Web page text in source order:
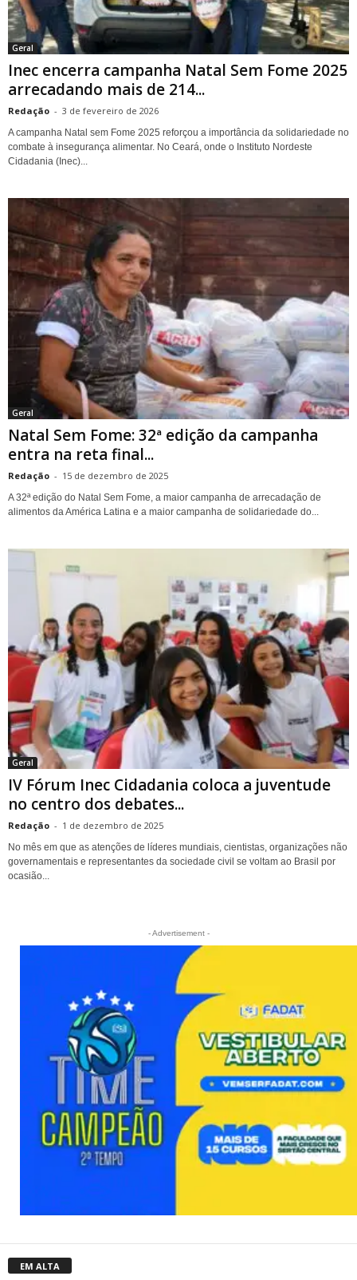
Geral
Inec encerra campanha Natal Sem Fome 2025
arrecadando mais de 214...
Redação - 3 de fevereiro de 2026
A campanha Natal sem Fome 2025 reforçou a importância da solidariedade no
combate à insegurança alimentar. No Ceará, onde o Instituto Nordeste
Cidadania (Inec)...
Geral
Natal Sem Fome: 32ª edição da campanha
entra na reta final...
Redação - 15 de dezembro de 2025
A 32ª edição do Natal Sem Fome, a maior campanha de arrecadação de
alimentos da América Latina e a maior campanha de solidariedade do...
Geral
IV Fórum Inec Cidadania coloca a juventude
no centro dos debates...
Redação - 1 de dezembro de 2025
No mês em que as atenções de líderes mundiais, cientistas, organizações não
governamentais e representantes da sociedade civil se voltam ao Brasil por
ocasião...
- Advertisement -
EM ALTA